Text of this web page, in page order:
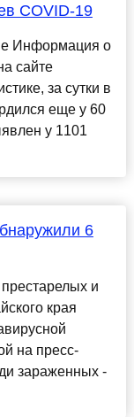
COVID-19
Информация о
сайте
за сутки в
еще у 60
у 1101
6
и
края
на пресс-
зараженных -